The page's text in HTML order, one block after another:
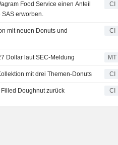
Food Service einen Anteil
SAS erworben.
CI
mit neuen Donuts und
CI
Dollar laut SEC-Meldung MT
mit drei Themen-Donuts CI
Doughnut zurück CI